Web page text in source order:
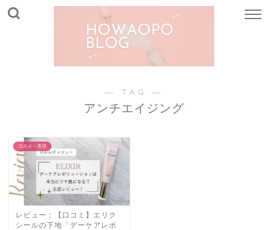
― TAG ―
アンチエイジング
コスメ・美容
レビュー：【口コミ】エリク
シールの下地「デーケアレボ